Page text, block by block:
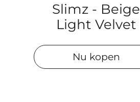
Slimz - Beige
Light Velvet
Nu kopen